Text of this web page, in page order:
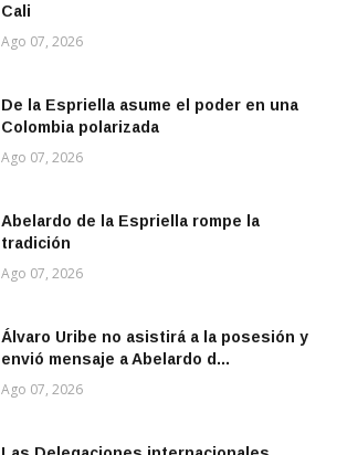
Cali
Ago 07, 2026
De la Espriella asume el poder en una
Colombia polarizada
Ago 07, 2026
Abelardo de la Espriella rompe la
tradición
Ago 07, 2026
Álvaro Uribe no asistirá a la posesión y
envió mensaje a Abelardo d...
Ago 07, 2026